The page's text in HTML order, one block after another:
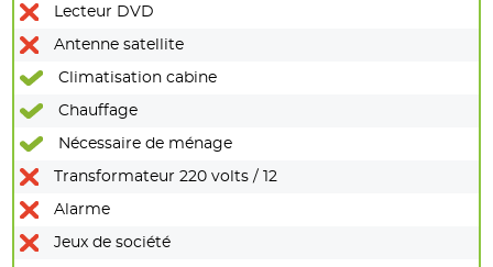
Lecteur DVD
Antenne satellite
Climatisation cabine
Chauffage
Nécessaire de ménage
Transformateur 220 volts / 12
Alarme
Jeux de société